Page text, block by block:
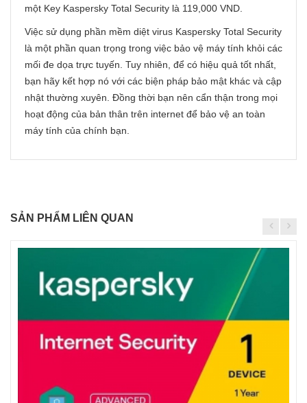
một Key Kaspersky Total Security là 119,000 VND.
Việc sử dụng phần mềm diệt virus Kaspersky Total Security
là một phần quan trọng trong việc bảo vệ máy tính khỏi các
mối đe dọa trực tuyến. Tuy nhiên, để có hiệu quả tốt nhất,
bạn hãy kết hợp nó với các biện pháp bảo mật khác và cập
nhật thường xuyên. Đồng thời bạn nên cẩn thận trong mọi
hoạt động của bản thân trên internet để bảo vệ an toàn
máy tính của chính bạn.
SẢN PHẨM LIÊN QUAN